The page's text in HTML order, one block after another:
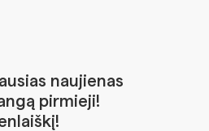
naujienas
pirmieji!